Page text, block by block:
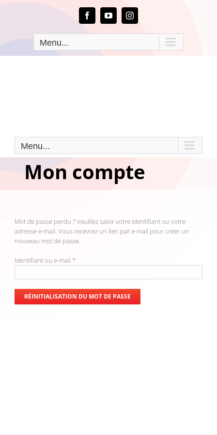
FacebookYouTubeInstagram
Menu...
Menu...
Mon compte
Mot de passe perdu ? Veuillez saisir votre identifiant ou votre
adresse e-mail. Vous recevrez un lien par e-mail pour créer un
nouveau mot de passe.
Identifiant ou e-mail *
RÉINITIALISATION DU MOT DE PASSE